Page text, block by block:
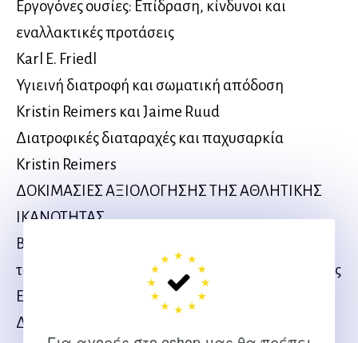
Εργογόνες ουσίες: Επίδραση, κίνδυνοι και
εναλλακτικές προτάσεις
Karl E. Friedl
Υγιεινή διατροφή και σωματική απόδοση
Kristin Reimers και Jaime Ruud
Διατροφικές διαταραχές και παχυσαρκία
Kristin Reimers
ΔΟΚΙΜΑΣΙΕΣ ΑΞΙΟΛΟΓΗΣΗΣ ΤΗΣ ΑΘΛΗΤΙΚΗΣ
ΙΚΑΝΟΤΗΤΑΣ
Βασικές αρχές για την επιλογή και την εφαρμογή
των δοκιμασιών ελέγχου της σωματικής απόδοσης
Everett Harman και Clay Pandorf
Δοκιμασίες σωματικής απόδοσης: Οργάνωση,